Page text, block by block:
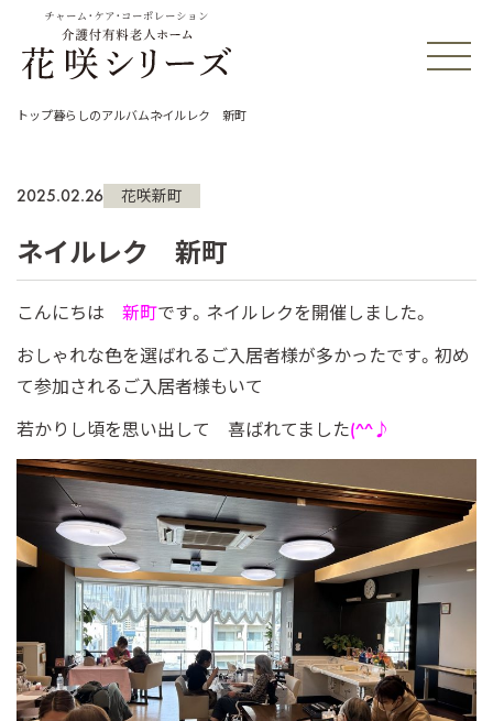
チャーム・ケア・コーポレーション
トップ暮らしのアルバムネイルレク 新町
2025.02.26 花咲新町
ネイルレク 新町
こんにちは 新町です。ネイルレクを開催しました。
おしゃれな色を選ばれるご入居者様が多かったです。初め
て参加されるご入居者様もいて
若かりし頃を思い出して 喜ばれてました(^^♪